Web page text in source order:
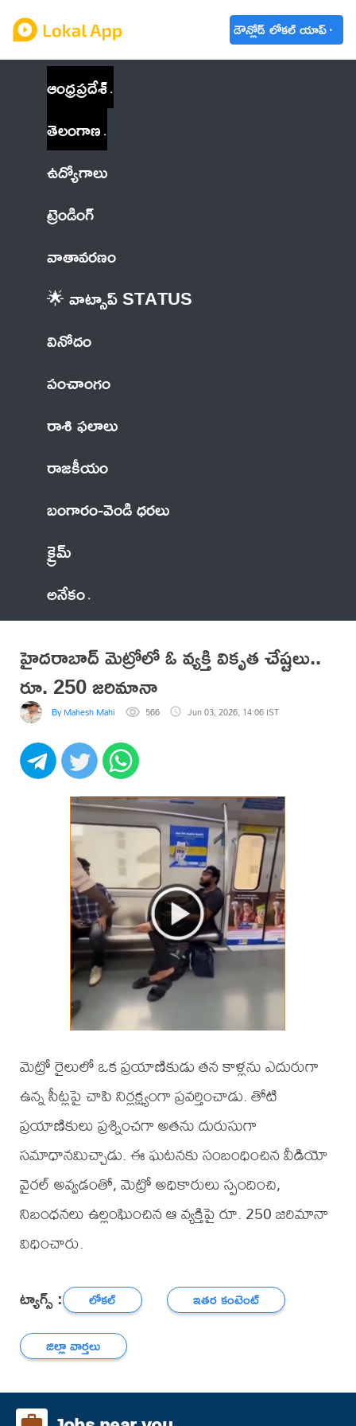
డౌన్లోడ్ లోకల్ యాప్
ఆంధ్రప్రదేశ్
తెలంగాణ
ఉద్యోగాలు
ట్రెండింగ్
వాతావరణం
🌟 వాట్సాప్ STATUS
వినోదం
పంచాంగం
రాశి ఫలాలు
రాజకీయం
బంగారం-వెండి ధరలు
క్రైమ్
అనేకం
హైదరాబాద్ మెట్రోలో ఓ వ్యక్తి వికృత చేష్టలు..
రూ. 250 జరిమానా
By Mahesh Mahi 566 Jun 03, 2026, 14:06 IST
మెట్రో రైలులో ఒక ప్రయాణికుడు తన కాళ్లను ఎదురుగా
ఉన్న సీట్లపై చాపి నిర్లక్ష్యంగా ప్రవర్తించాడు. తోటి
ప్రయాణికులు ప్రశ్నించగా అతను దురుసుగా
సమాధానమిచ్చాడు. ఈ ఘటనకు సంబంధించిన వీడియో
వైరల్ అవ్వడంతో, మెట్రో అధికారులు స్పందించి,
నిబంధనలు ఉల్లంఘించిన ఆ వ్యక్తిపై రూ. 250 జరిమానా
విధించారు.
ట్యాగ్స్ : లోకల్
ఇతర కంటెంట్
జిల్లా వార్తలు